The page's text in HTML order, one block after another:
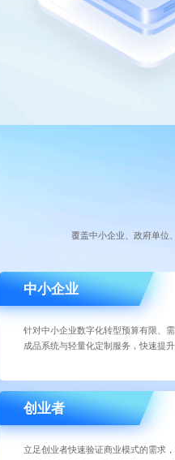
覆盖中小企业、政府单位
中小企业
针对中小企业数字化转型预算有限、
成品系统与轻量化定制服务，快速提升
创业者
立足创业者快速验证商业模式的需求